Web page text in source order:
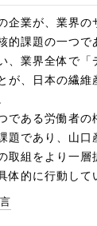
企業が、業界の
的課題の一つで
、業界全体で「
が、日本の繊維
である労働者の
題であり、山口
取組をより一層
体的に行動して